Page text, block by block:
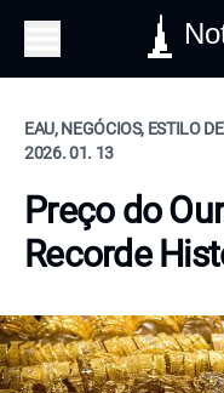
EAU, NEGÓCIOS, ESTILO
2026. 01. 13
Preço do
Recorde